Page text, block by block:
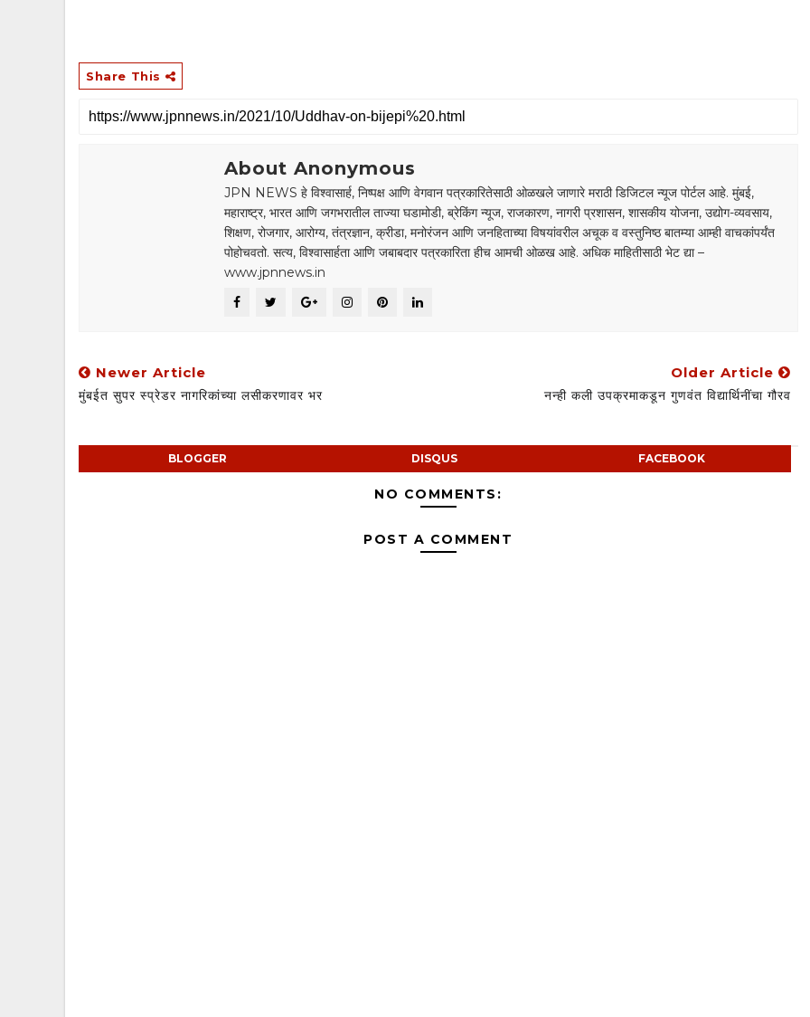
Share This
About Anonymous
JPN NEWS हे विश्वासार्ह, निष्पक्ष आणि वेगवान पत्रकारितेसाठी ओळखले जाणारे मराठी डिजिटल न्यूज पोर्टल आहे. मुंबई,
महाराष्ट्र, भारत आणि जगभरातील ताज्या घडामोडी, ब्रेकिंग न्यूज, राजकारण, नागरी प्रशासन, शासकीय योजना, उद्योग-व्यवसाय,
शिक्षण, रोजगार, आरोग्य, तंत्रज्ञान, क्रीडा, मनोरंजन आणि जनहिताच्या विषयांवरील अचूक व वस्तुनिष्ठ बातम्या आम्ही वाचकांपर्यंत
पोहोचवतो. सत्य, विश्वासार्हता आणि जबाबदार पत्रकारिता हीच आमची ओळख आहे. अधिक माहितीसाठी भेट द्या –
www.jpnnews.in
Newer Article
मुंबईत सुपर स्प्रेडर नागरिकांच्या लसीकरणावर भर
Older Article
नन्ही कली उपक्रमाकडून गुणवंत विद्यार्थिनींचा गौरव
BLOGGER DISQUS FACEBOOK
NO COMMENTS:
POST A COMMENT